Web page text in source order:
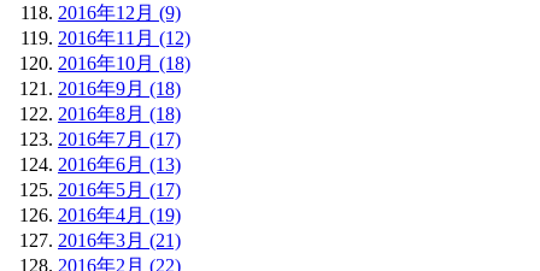
2016年12月 (9)
2016年11月 (12)
2016年10月 (18)
2016年9月 (18)
2016年8月 (18)
2016年7月 (17)
2016年6月 (13)
2016年5月 (17)
2016年4月 (19)
2016年3月 (21)
2016年2月 (22)